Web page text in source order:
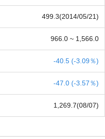
499.3(2014/05/21)
966.0 ~ 1,566.0
-40.5 (-3.09％)
-47.0 (-3.57％)
1,269.7(08/07)